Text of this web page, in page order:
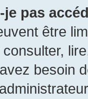
pas
être
besoin